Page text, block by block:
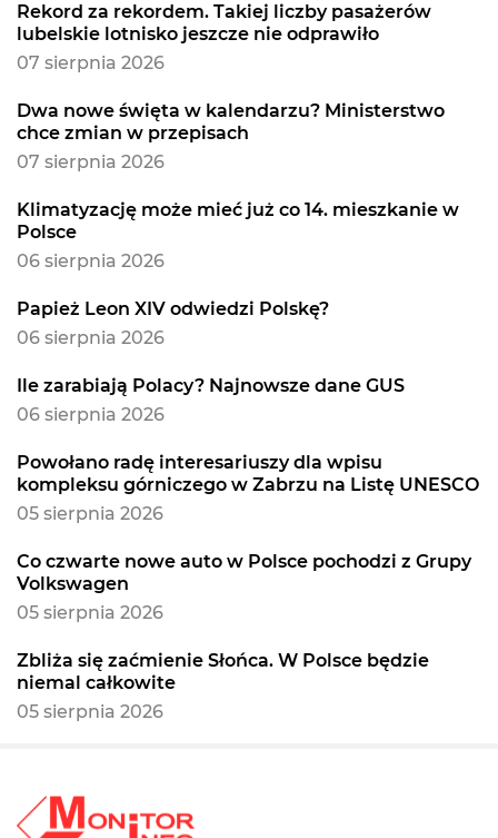
Rekord za rekordem. Takiej liczby pasażerów
lubelskie lotnisko jeszcze nie odprawiło
07 sierpnia 2026
Dwa nowe święta w kalendarzu? Ministerstwo
chce zmian w przepisach
07 sierpnia 2026
Klimatyzację może mieć już co 14. mieszkanie w
Polsce
06 sierpnia 2026
Papież Leon XIV odwiedzi Polskę?
06 sierpnia 2026
Ile zarabiają Polacy? Najnowsze dane GUS
06 sierpnia 2026
Powołano radę interesariuszy dla wpisu
kompleksu górniczego w Zabrzu na Listę UNESCO
05 sierpnia 2026
Co czwarte nowe auto w Polsce pochodzi z Grupy
Volkswagen
05 sierpnia 2026
Zbliża się zaćmienie Słońca. W Polsce będzie
niemal całkowite
05 sierpnia 2026